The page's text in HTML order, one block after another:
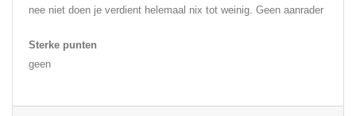
nee niet doen je verdient helemaal nix tot weinig. Geen aanrader
Sterke punten
geen